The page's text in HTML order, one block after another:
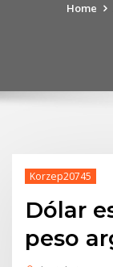
Home
Korzep20745
Dólar
peso